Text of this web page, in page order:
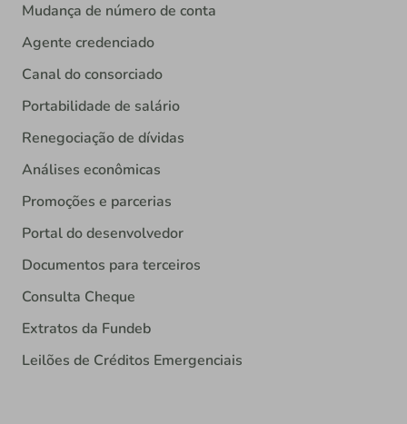
Mudança de número de conta
Agente credenciado
Canal do consorciado
Portabilidade de salário
Renegociação de dívidas
Análises econômicas
Promoções e parcerias
Portal do desenvolvedor
Documentos para terceiros
Consulta Cheque
Extratos da Fundeb
Leilões de Créditos Emergenciais